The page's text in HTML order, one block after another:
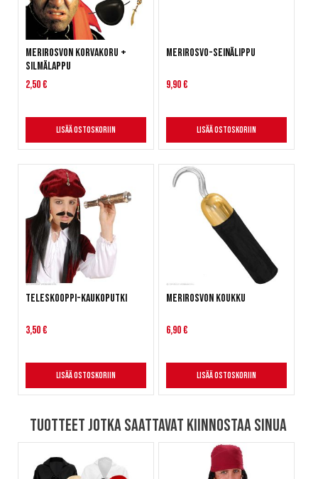
Merirosvon korvakoru +
silmälappu
2,50 €
Lisää ostoskoriin
Merirosvo-seinälippu
9,90 €
Lisää ostoskoriin
Teleskooppi-kaukoputki
3,50 €
Lisää ostoskoriin
Merirosvon koukku
6,90 €
Lisää ostoskoriin
Tuotteet jotka saattavat kiinnostaa sinua